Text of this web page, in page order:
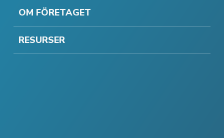
OM FÖRETAGET
RESURSER